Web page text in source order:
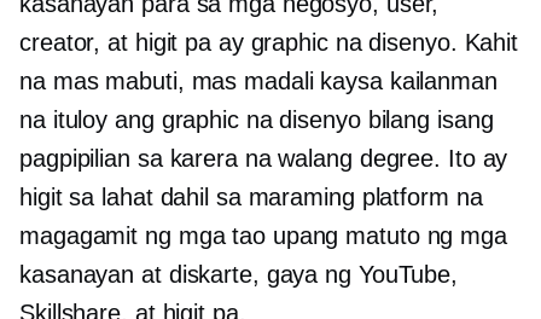
creator, at higit pa ay graphic na disenyo. Kahit
na mas mabuti, mas madali kaysa kailanman
na ituloy ang graphic na disenyo bilang isang
pagpipilian sa karera na walang degree. Ito ay
higit sa lahat dahil sa maraming platform na
magagamit ng mga tao upang matuto ng mga
kasanayan at diskarte, gaya ng YouTube,
Skillshare, at higit pa.